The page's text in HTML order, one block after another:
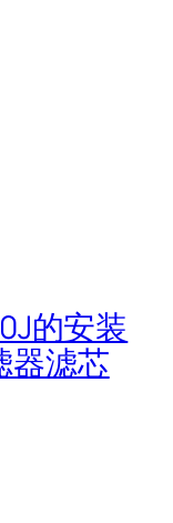
的安装
器滤芯